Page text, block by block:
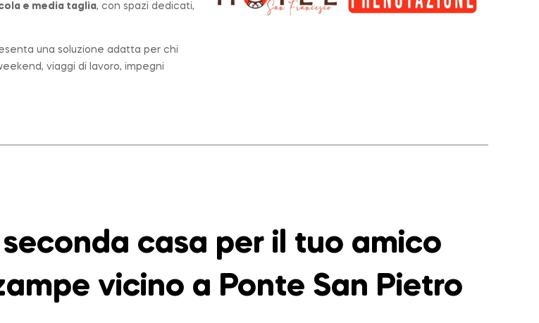
e media taglia, con spazi dedicati,
una soluzione adatta per chi
viaggi di lavoro, impegni
seconda casa per il tuo amico
vicino a Ponte San Pietro